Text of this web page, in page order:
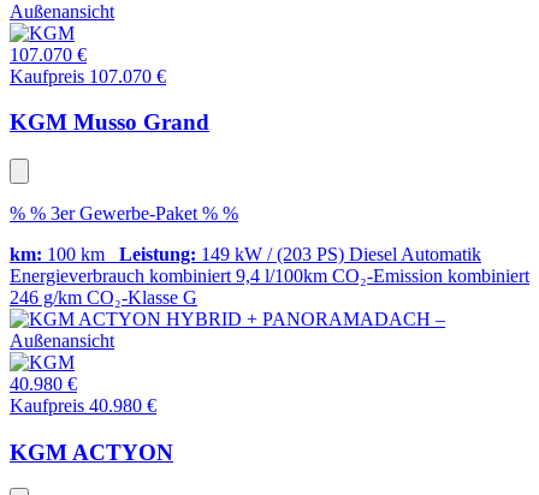
107.070 €
Kaufpreis 107.070 €
KGM Musso Grand
% % 3er Gewerbe-Paket % %
km: 100 km Leistung: 149 kW / (203 PS) Diesel Automatik
Energieverbrauch kombiniert 9,4 l/100km CO₂-Emission kombiniert
246 g/km CO₂-Klasse G
40.980 €
Kaufpreis 40.980 €
KGM ACTYON